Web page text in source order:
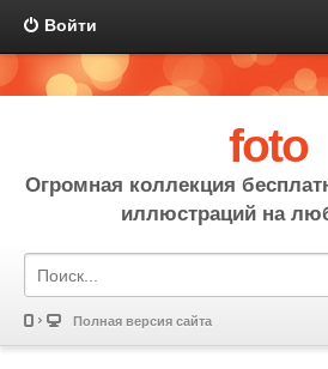
Войти
foto
Огромная коллекция
иллюстраций на
Полная версия сайта